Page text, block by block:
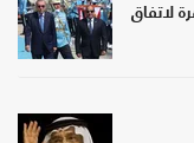
القاهرة لاتفاق